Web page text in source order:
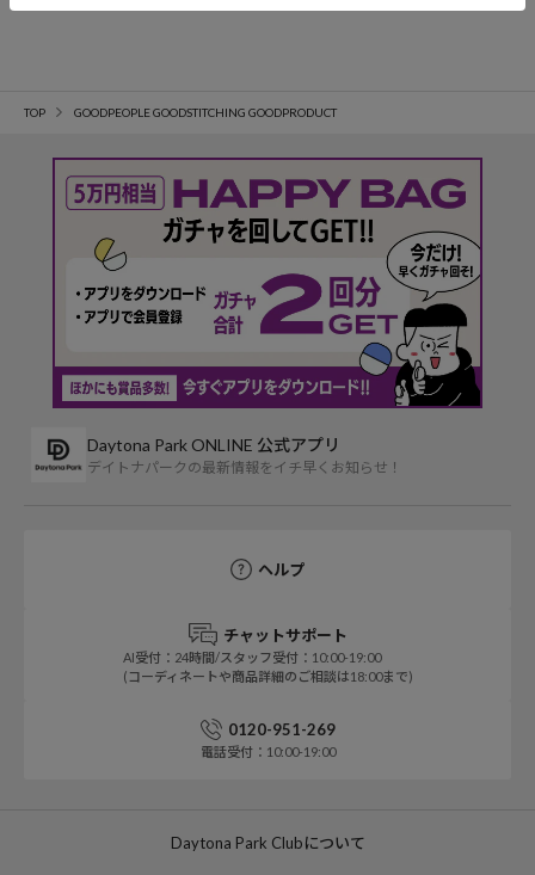
TOP GOODPEOPLE GOODSTITCHING GOODPRODUCT
Daytona Park ONLINE 公式アプリ
デイトナパークの最新情報をイチ早くお知らせ！
ヘルプ
チャットサポート
AI受付：24時間/スタッフ受付：10:00-19:00
(コーディネートや商品詳細のご相談は18:00まで)
0120-951-269
電話受付：10:00-19:00
Daytona Park Clubについて